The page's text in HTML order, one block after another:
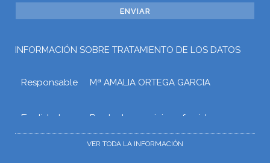
INFORMACIÓN SOBRE TRATAMIENTO DE LOS DATOS
Responsable Mª AMALIA ORTEGA GARCIA
Finalidad
Prestar los servicios ofrecidos a
tipos de relaciones que puedan
VER TODA LA INFORMACIÓN